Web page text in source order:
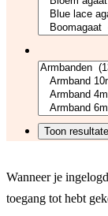
Wanneer je
toegang tot hebt